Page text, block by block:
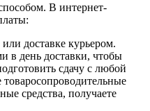
В интернет-
доставке курьером.
в день доставки, чтобы
сдачу с любой
средства, получаете